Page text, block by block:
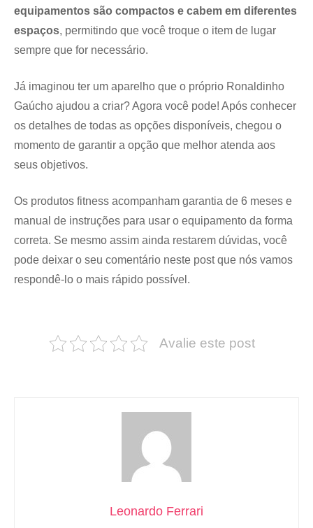
equipamentos são compactos e cabem em diferentes
espaços, permitindo que você troque o item de lugar
sempre que for necessário.
Já imaginou ter um aparelho que o próprio Ronaldinho
Gaúcho ajudou a criar? Agora você pode! Após conhecer
os detalhes de todas as opções disponíveis, chegou o
momento de garantir a opção que melhor atenda aos
seus objetivos.
Os produtos fitness acompanham garantia de 6 meses e
manual de instruções para usar o equipamento da forma
correta. Se mesmo assim ainda restarem dúvidas, você
pode deixar o seu comentário neste post que nós vamos
respondê-lo o mais rápido possível.
Avalie este post
Leonardo Ferrari